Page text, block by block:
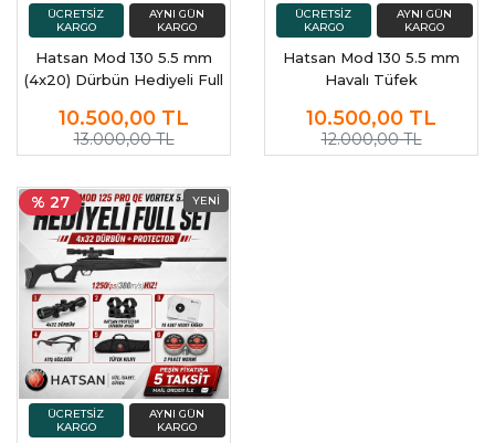
Hatsan Mod 130 5.5 mm
(4x20) Dürbün Hediyeli Full
10.500,00 TL
13.000,00 TL
Hatsan Mod 130 5.5 mm
Havalı Tüfek
10.500,00 TL
12.000,00 TL
% 27